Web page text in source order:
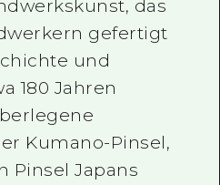
das
gefertigt
und
180 Jahren
Kumano-Pinsel,
Pinsel Japans